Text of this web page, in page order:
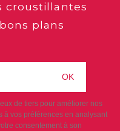
croustillantes
plans
OK
de tiers pour améliorer nos
à vos préférences en analysant
consentement à son